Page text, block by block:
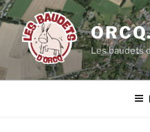
Aller
au
contenu
principal
Les baudets